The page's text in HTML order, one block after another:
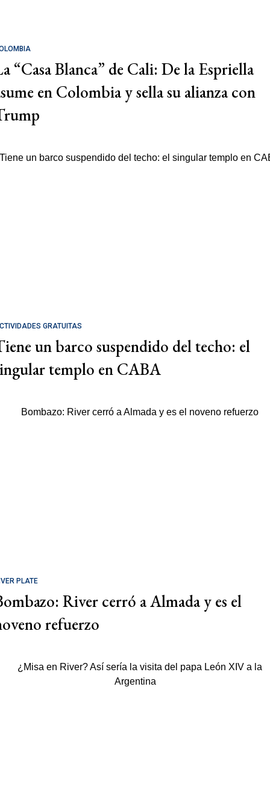
“Casa Blanca” de Cali: De la Espriella
en Colombia y sella su alianza con
GRATUITAS
un barco suspendido del techo: el
templo en CABA
PLATE
River cerró a Almada y es el
refuerzo